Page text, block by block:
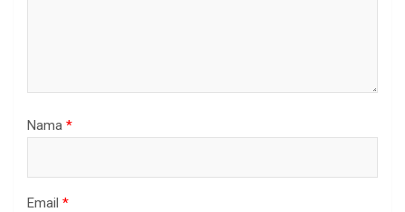
Nama *
Email *